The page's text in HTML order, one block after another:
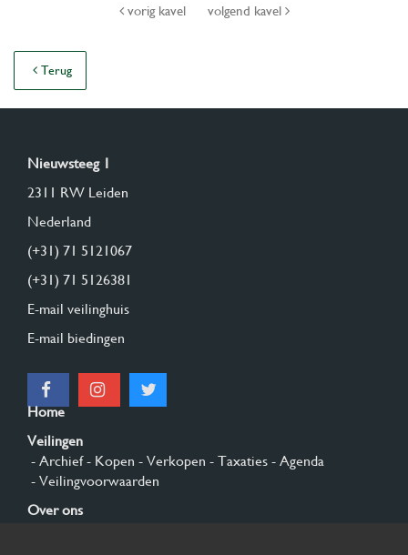
vorig kavel volgend kavel
Terug
Nieuwsteeg 1
2311 RW Leiden
Nederland
(+31) 71 5121067
(+31) 71 5126381
E-mail veilinghuis
E-mail biedingen
Home
Veilingen
- Archief- Kopen - Verkopen - Taxaties - Agenda
- Veilingvoorwaarden
Over ons